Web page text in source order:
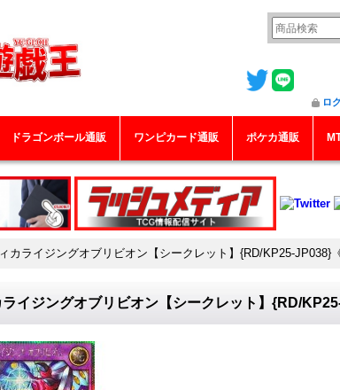
ロ
ドラゴンボール通販 ワンピカード通販 ポケカ通販
カライジングオブリビオン【シークレット】{RD/KP25-JP038}
イジングオブリビオン【シークレット】{RD/